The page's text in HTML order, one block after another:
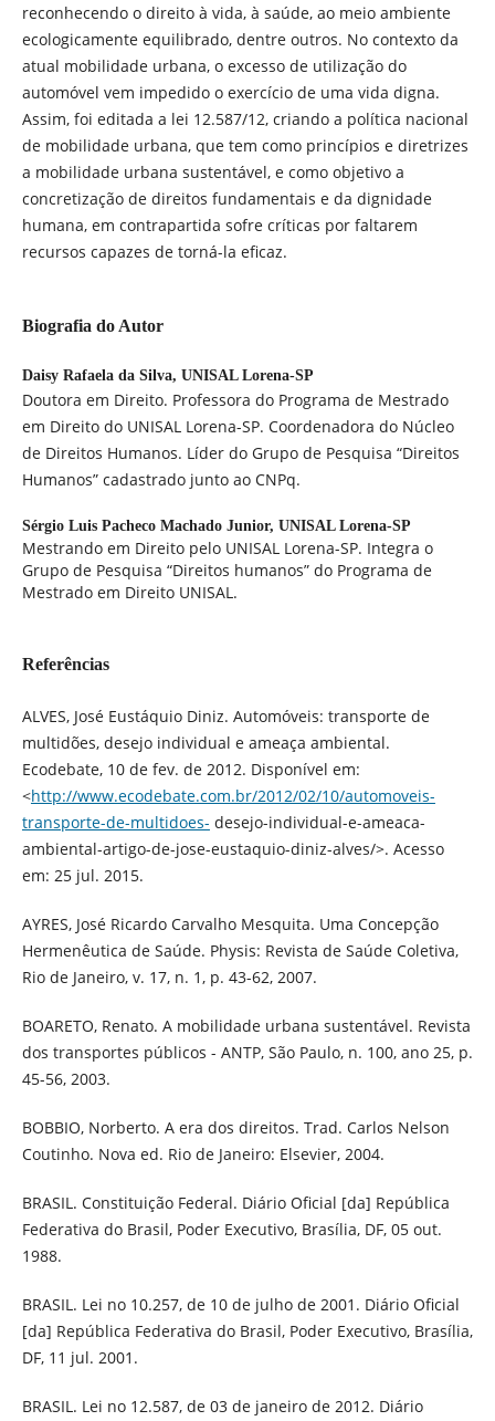
reconhecendo o direito à vida, à saúde, ao meio ambiente
ecologicamente equilibrado, dentre outros. No contexto da
atual mobilidade urbana, o excesso de utilização do
automóvel vem impedido o exercício de uma vida digna.
Assim, foi editada a lei 12.587/12, criando a política nacional
de mobilidade urbana, que tem como princípios e diretrizes
a mobilidade urbana sustentável, e como objetivo a
concretização de direitos fundamentais e da dignidade
humana, em contrapartida sofre críticas por faltarem
recursos capazes de torná-la eficaz.
Biografia do Autor
Daisy Rafaela da Silva, UNISAL Lorena-SP
Doutora em Direito. Professora do Programa de Mestrado
em Direito do UNISAL Lorena-SP. Coordenadora do Núcleo
de Direitos Humanos. Líder do Grupo de Pesquisa “Direitos
Humanos” cadastrado junto ao CNPq.
Sérgio Luis Pacheco Machado Junior, UNISAL Lorena-SP
Mestrando em Direito pelo UNISAL Lorena-SP. Integra o
Grupo de Pesquisa “Direitos humanos” do Programa de
Mestrado em Direito UNISAL.
Referências
ALVES, José Eustáquio Diniz. Automóveis: transporte de
multidões, desejo individual e ameaça ambiental.
Ecodebate, 10 de fev. de 2012. Disponível em:
<http://www.ecodebate.com.br/2012/02/10/automoveis-
transporte-de-multidoes- desejo-individual-e-ameaca-
ambiental-artigo-de-jose-eustaquio-diniz-alves/>. Acesso
em: 25 jul. 2015.
AYRES, José Ricardo Carvalho Mesquita. Uma Concepção
Hermenêutica de Saúde. Physis: Revista de Saúde Coletiva,
Rio de Janeiro, v. 17, n. 1, p. 43-62, 2007.
BOARETO, Renato. A mobilidade urbana sustentável. Revista
dos transportes públicos - ANTP, São Paulo, n. 100, ano 25, p.
45-56, 2003.
BOBBIO, Norberto. A era dos direitos. Trad. Carlos Nelson
Coutinho. Nova ed. Rio de Janeiro: Elsevier, 2004.
BRASIL. Constituição Federal. Diário Oficial [da] República
Federativa do Brasil, Poder Executivo, Brasília, DF, 05 out.
1988.
BRASIL. Lei no 10.257, de 10 de julho de 2001. Diário Oficial
[da] República Federativa do Brasil, Poder Executivo, Brasília,
DF, 11 jul. 2001.
BRASIL. Lei no 12.587, de 03 de janeiro de 2012. Diário